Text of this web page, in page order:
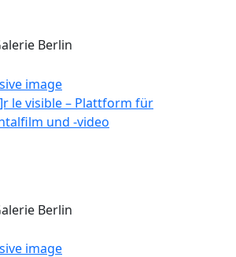
Berlin
le visible – Plattform für
und -video
Berlin